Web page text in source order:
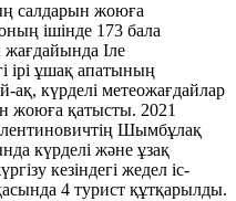
салдарын жоюға
ішінде 173 бала
Іле
ірі ұшақ апатының
күрделі метеожағдайлар
жоюға қатысты. 2021
Шымбұлақ
күрделі және ұзақ
кезіндегі жедел іс-
4 турист құтқарылды.